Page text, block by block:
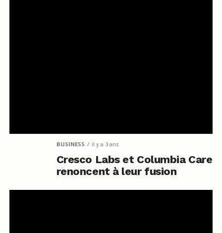
BUSINESS il y a 3 ans
Cresco Labs et Columbia Care
renoncent à leur fusion